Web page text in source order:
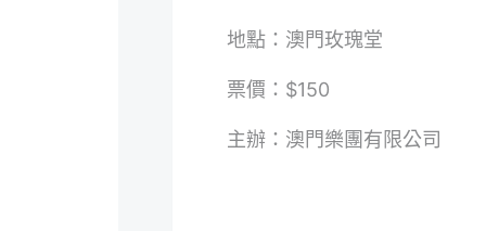
地點：澳門玫瑰堂
票價：$150
主辦：澳門樂團有限公司